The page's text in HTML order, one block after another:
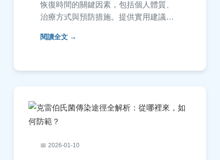
恢復時間的關鍵因素，包括個人體質、
治療方式與預防措施。提供實用建議與
擾，並了解如何避免復發。
閱讀全文
2026-01-10